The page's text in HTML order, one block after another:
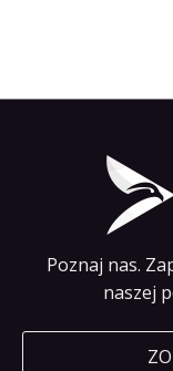
Poznaj nas.
naszej